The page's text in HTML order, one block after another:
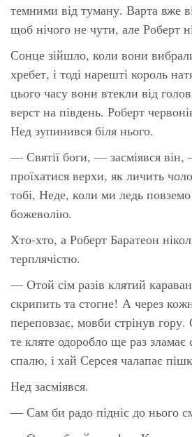
темними від туману. Варта вже
щоб нічого не чути, але Роберт
Сонце зійшло, коли вони
хребет, і тоді нарешті король
цього часу вони втекли від
верст на південь. Роберт
Нед зупинився біля нього.
— Святії боги, — засміявся він,
проїхатися верхи, як личить
тобі, Неде, коли ми ледь
божеволію.
Хто-хто, а Роберт Баратеон
терплячістю.
— Отой сім разів клятий
скрипить та стогне! А через
переповзає, мовби стрінув
те кляте одоробло ще раз зламає
спалю, і хай Серсея чалапає
Нед засміявся.
— Сам би радо підніс до нього